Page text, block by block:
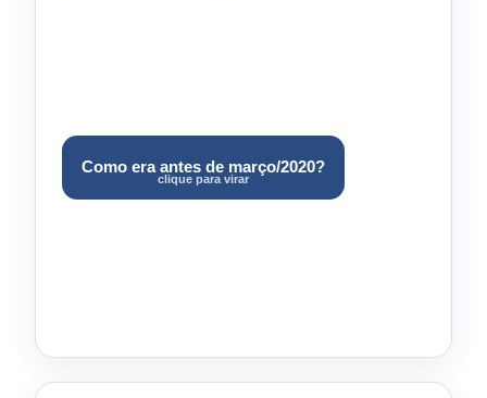
Como era antes de março/2020?
clique para virar
A alíquota da faixa incidia sobre todo o salário
(tabela por faixa de enquadramento), sem parcela